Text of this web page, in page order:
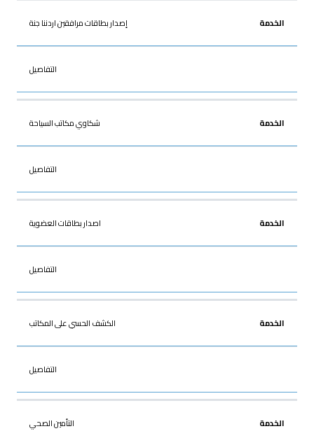
الخدمة إصدار بطاقات مرافقين اردننا جنة
التفاصيل
شكاوي مكاتب السياحة
التفاصيل
اصدار بطاقات العضوية
التفاصيل
الكشف الحسي على المكاتب
التفاصيل
التأمين الصحي